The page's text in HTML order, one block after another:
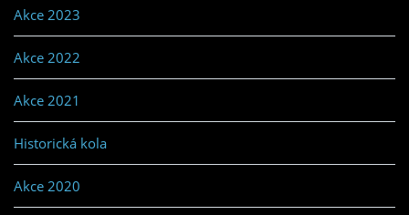
Akce 2023
Akce 2022
Akce 2021
Historická kola
Akce 2020